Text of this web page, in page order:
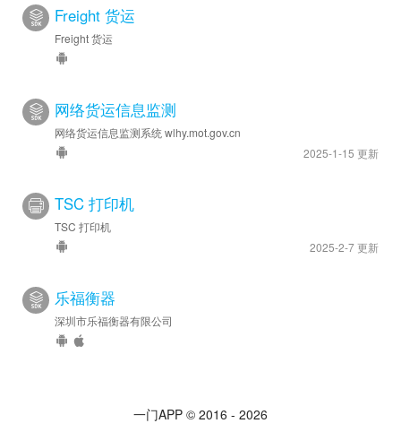
Freight 货运
Freight 货运
网络货运信息监测
网络货运信息监测系统 wlhy.mot.gov.cn
2025-1-15 更新
TSC 打印机
TSC 打印机
2025-2-7 更新
乐福衡器
深圳市乐福衡器有限公司
一门APP © 2016 - 2026